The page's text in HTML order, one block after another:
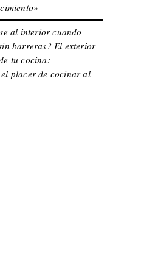
al interior cuando
barreras? El exterior
tu cocina:
placer de cocinar al